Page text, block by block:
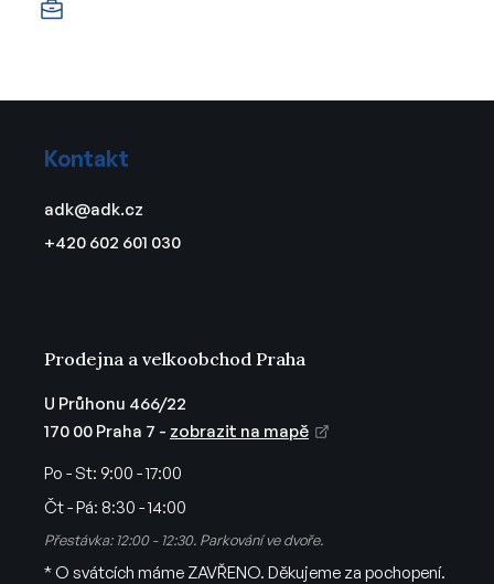
Kontakt
adk@adk.cz
+420 602 601 030
Prodejna a velkoobchod Praha
U Průhonu 466/22
170 00 Praha 7 - zobrazit na mapě
Po - St: 9:00 - 17:00
Čt - Pá: 8:30 - 14:00
Přestávka: 12:00 - 12:30. Parkování ve dvoře.
* O svátcích máme ZAVŘENO. Děkujeme za pochopení.